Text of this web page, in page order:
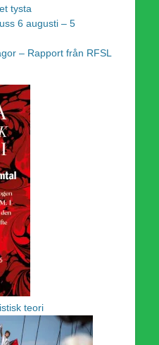
tysta
6 augusti – 5
– Rapport från RFSL
teori